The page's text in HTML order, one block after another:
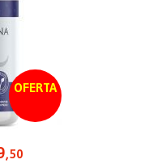
OFERTA
,50